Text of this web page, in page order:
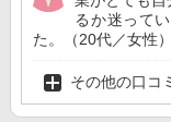
るか迷って
た。（20代／女性）
その他の口コ